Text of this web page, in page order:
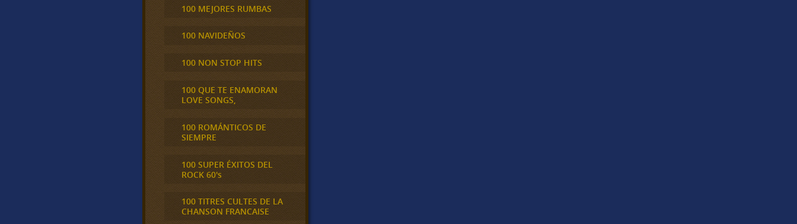
100 MEJORES RUMBAS
100 NAVIDEÑOS
100 NON STOP HITS
100 QUE TE ENAMORAN
LOVE SONGS,
100 ROMÁNTICOS DE
SIEMPRE
100 SUPER ÉXITOS DEL
ROCK 60's
100 TITRES CULTES DE LA
CHANSON FRANCAISE